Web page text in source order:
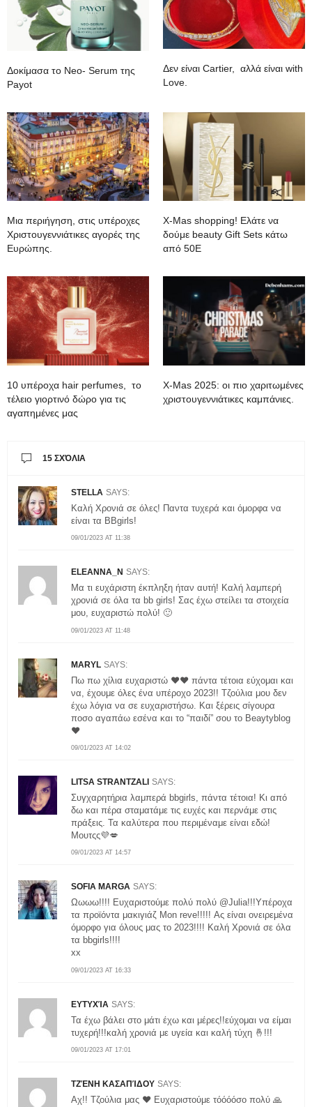
Δοκίμασα το Neo- Serum της
Payot
Δεν είναι Cartier, αλλά είναι with
Love.
Mια περιήγηση, στις υπέροχες
Χριστουγεννιάτικες αγορές της
Ευρώπης.
Χ-Mas shopping! Ελάτε να
δούμε beauty Gift Sets κάτω
από 50Ε
10 υπέροχα hair perfumes, το
τέλειο γιορτινό δώρο για τις
αγαπημένες μας
X-Mas 2025: oι πιο χαριτωμένες
χριστουγεννιάτικες καμπάνιες.
15 ΣΧΌΛΙΑ
STELLA SAYS:
09/01/2023 AT 11:38
Καλή Χρονιά σε όλες! Παντα τυχερά και όμορφα να
είναι τα BBgirls!
ELEANNA_N SAYS:
09/01/2023 AT 11:48
Μα τι ευχάριστη έκπληξη ήταν αυτή! Καλή λαμπερή
χρονιά σε όλα τα bb girls! Σας έχω στείλει τα στοιχεία
μου, ευχαριστώ πολύ! 🙂
MARYL SAYS:
09/01/2023 AT 14:02
Πω πω χίλια ευχαριστώ ❤️❤️ πάντα τέτοια εύχομαι και
να, έχουμε όλες ένα υπέροχο 2023!! Τζούλια μου δεν
έχω λόγια να σε ευχαριστήσω. Και ξέρεις σίγουρα
ποσο αγαπάω εσένα και το “παιδί” σου το Beaytyblog
❤️
LITSA STRANTZALI SAYS:
09/01/2023 AT 14:57
Συγχαρητήρια λαμπερά bbgirls, πάντα τέτοια! Κι από
δω και πέρα σταματάμε τις ευχές και περνάμε στις
πράξεις. Τα καλύτερα που περιμέναμε είναι εδώ!
Μουτςς💜💋
SOFIA MARGA SAYS:
09/01/2023 AT 16:33
Ωωωω!!!! Ευχαριστούμε πολύ πολύ @Julia!!!Υπέροχα
τα προϊόντα μακιγιάζ Mon reve!!!!! Ας είναι ονειρεμένα
όμορφο για όλους μας το 2023!!!! Καλή Χρονιά σε όλα
τα bbgirls!!!!
xx
ΕΥΤΥΧΊΑ SAYS:
09/01/2023 AT 17:01
Τα έχω βάλει στο μάτι έχω και μέρες!!εύχομαι να είμαι
τυχερή!!!καλή χρονιά με υγεία και καλή τύχη 🤞!!!
ΤΖΈΝΗ ΚΑΣΑΠΊΔΟΥ SAYS:
Αχ!! Τζούλια μας ❤️ Ευχαριστούμε τόόόόσο πολύ 🙏